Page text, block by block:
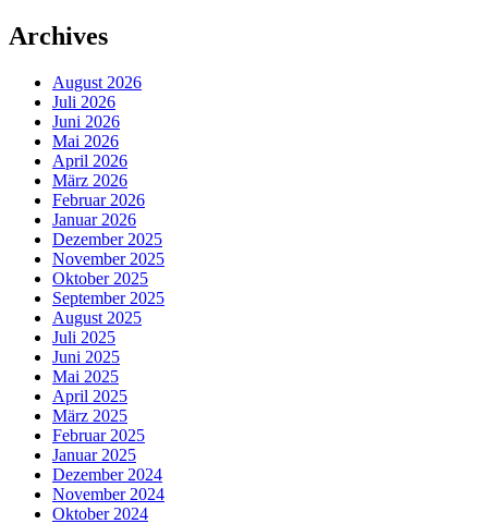
Archives
August 2026
Juli 2026
Juni 2026
Mai 2026
April 2026
März 2026
Februar 2026
Januar 2026
Dezember 2025
November 2025
Oktober 2025
September 2025
August 2025
Juli 2025
Juni 2025
Mai 2025
April 2025
März 2025
Februar 2025
Januar 2025
Dezember 2024
November 2024
Oktober 2024